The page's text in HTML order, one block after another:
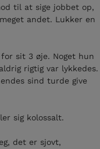
til at sige jobbet op,
andet. Lukker en
sit 3 øje. Noget hun
rigtig var lykkedes.
sind turde give
sig kolossalt.
det er sjovt,